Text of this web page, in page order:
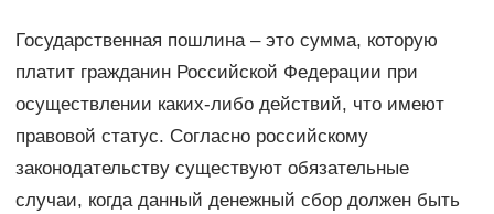
Государственная пошлина – это сумма, которую
платит гражданин Российской Федерации при
осуществлении каких-либо действий, что имеют
правовой статус. Согласно российскому
законодательству существуют обязательные
случаи, когда данный денежный сбор должен быть